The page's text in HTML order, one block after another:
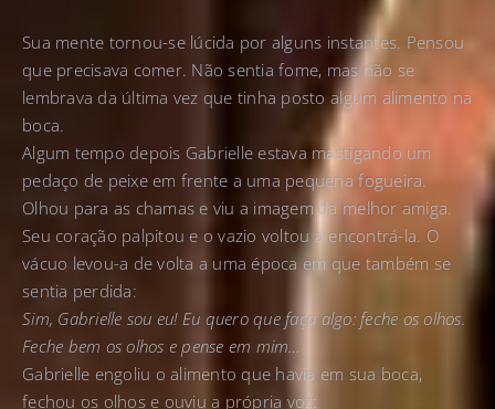
Sua mente tornou-se lúcida por alguns instantes. Pensou
que precisava comer. Não sentia fome, mas não se
lembrava da última vez que tinha posto algum alimento na
boca.
Algum tempo depois Gabrielle estava mastigando um
pedaço de peixe em frente a uma pequena fogueira.
Olhou para as chamas e viu a imagem da melhor amiga.
Seu coração palpitou e o vazio voltou a encontrá-la. O
vácuo levou-a de volta a uma época em que também se
sentia perdida:
Sim, Gabrielle sou eu! Eu quero que faça algo: feche os olhos.
Feche bem os olhos e pense em mim…
Gabrielle engoliu o alimento que havia em sua boca,
fechou os olhos e ouviu a própria voz: